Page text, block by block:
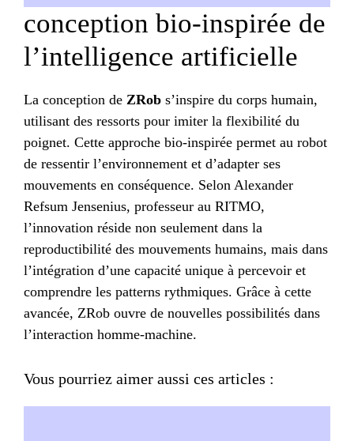
conception bio-inspirée de
l’intelligence artificielle
La conception de ZRob s’inspire du corps humain,
utilisant des ressorts pour imiter la flexibilité du
poignet. Cette approche bio-inspirée permet au robot
de ressentir l’environnement et d’adapter ses
mouvements en conséquence. Selon Alexander
Refsum Jensenius, professeur au RITMO,
l’innovation réside non seulement dans la
reproductibilité des mouvements humains, mais dans
l’intégration d’une capacité unique à percevoir et
comprendre les patterns rythmiques. Grâce à cette
avancée, ZRob ouvre de nouvelles possibilités dans
l’interaction homme-machine.
Vous pourriez aimer aussi ces articles :